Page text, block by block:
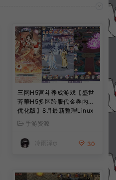
三网H5宫斗养成游戏【盛世
芳華H5多区跨服代金券内购
优化版】8月最新整理Linux
手工服务端+CDK授权后台
+全资源安卓+详细搭建教程
+视频教程
手游资源
冷雨泽ღ 30